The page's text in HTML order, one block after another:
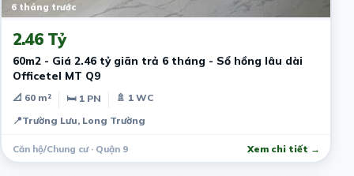
6 tháng trước
2.46 Tỷ
60m2 - Giá 2.46 tỷ giãn trả 6 tháng - Sổ hồng lâu dài
Officetel MT Q9
📐 60 m² 🛏 1 PN
🚿 1 WC
📍Trường Lưu, Long Trường
Căn hộ/Chung cư · Quận 9 Xem chi tiết →